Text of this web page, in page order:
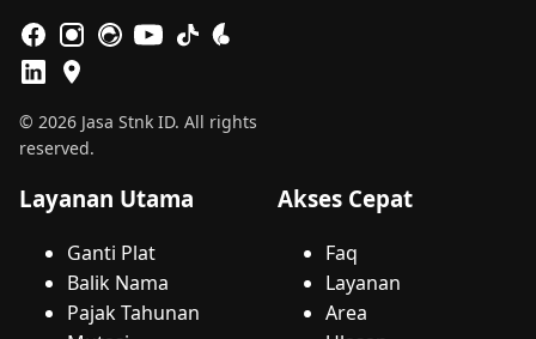
© 2026 Jasa Stnk ID. All rights
reserved.
Layanan Utama
Ganti Plat
Balik Nama
Pajak Tahunan
Akses Cepat
Faq
Layanan
Area